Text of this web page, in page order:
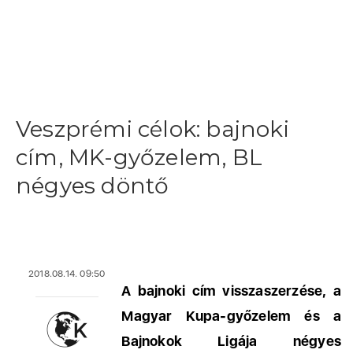
Veszprémi célok: bajnoki
cím, MK-győzelem, BL
négyes döntő
2018.08.14. 09:50
A bajnoki cím visszaszerzése, a
Magyar Kupa-győzelem és a
Bajnokok Ligája négyes